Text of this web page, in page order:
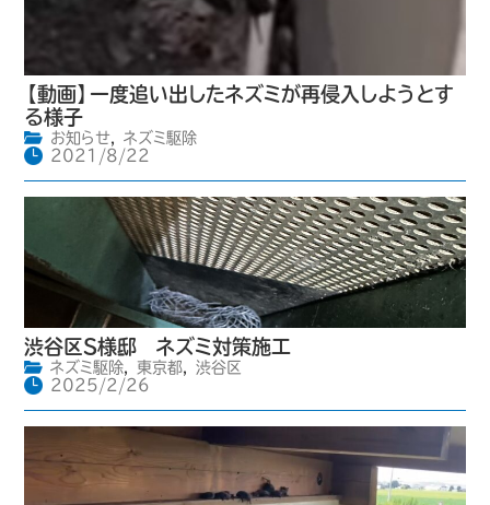
【動画】一度追い出したネズミが再侵入しようとす
る様子
お知らせ,
ネズミ駆除
2021/8/22
渋谷区S様邸 ネズミ対策施工
ネズミ駆除, 東京都,
渋谷区
2025/2/26